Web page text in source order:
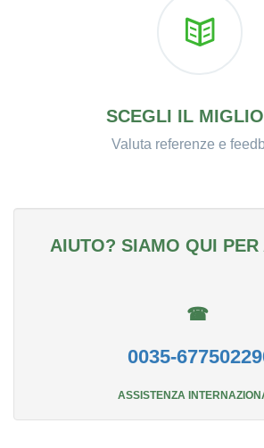
SCEGLI IL
Valuta referenze e
AIUTO? SIAMO QUI PER
☎
0035-
ASSISTENZA